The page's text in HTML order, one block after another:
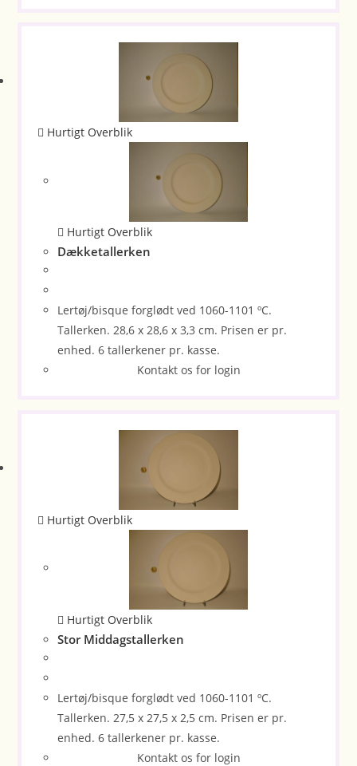
Hurtigt Overblik
Hurtigt Overblik
Dækketallerken
Lertøj/bisque forglødt ved 1060-1101 ºC.
Tallerken. 28,6 x 28,6 x 3,3 cm. Prisen er pr.
enhed. 6 tallerkener pr. kasse.
Kontakt os for login
Hurtigt Overblik
Hurtigt Overblik
Stor Middagstallerken
Lertøj/bisque forglødt ved 1060-1101 ºC.
Tallerken. 27,5 x 27,5 x 2,5 cm. Prisen er pr.
enhed. 6 tallerkener pr. kasse.
Kontakt os for login